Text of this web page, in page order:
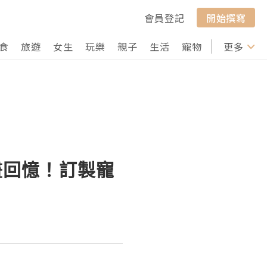
會員登記
開始撰寫
旅遊 女生 玩樂 親子 生活 寵物 行山 打卡
更多
憶！訂製寵